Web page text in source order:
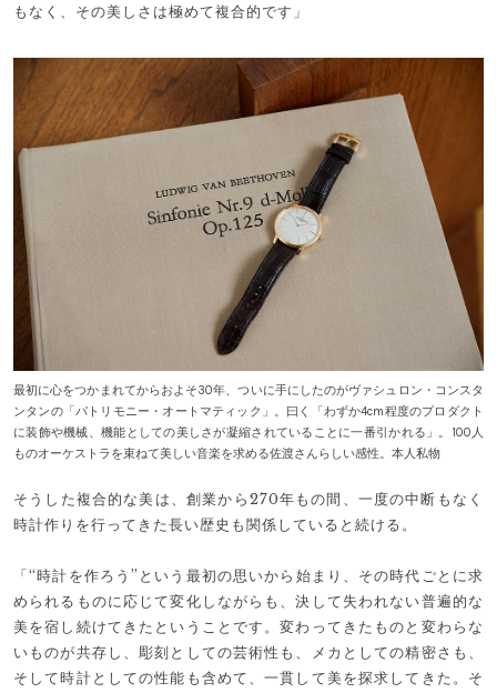
もなく、その美しさは極めて複合的です」
最初に心をつかまれてからおよそ30年、ついに手にしたのがヴァシュロン・コンスタ
ンタンの「パトリモニー・オートマティック」。曰く「わずか4cm程度のプロダクト
に装飾や機械、機能としての美しさが凝縮されていることに一番引かれる」。100人
ものオーケストラを束ねて美しい音楽を求める佐渡さんらしい感性。本人私物
そうした複合的な美は、創業から270年もの間、一度の中断もなく
時計作りを行ってきた長い歴史も関係していると続ける。
「“時計を作ろう”という最初の思いから始まり、その時代ごとに求
められるものに応じて変化しながらも、決して失われない普遍的な
美を宿し続けてきたということです。変わってきたものと変わらな
いものが共存し、彫刻としての芸術性も、メカとしての精密さも、
そして時計としての性能も含めて、一貫して美を探求してきた。そ